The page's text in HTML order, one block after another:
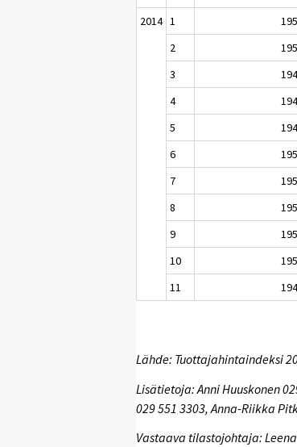
2014 1
2
3
4
5
6
7
8
9
10
11
Lähde: Tuottajahintaindeksi
Lisätietoja: Anni Huuskonen
029 551 3303, Anna-Riikka
Vastaava tilastojohtaja: